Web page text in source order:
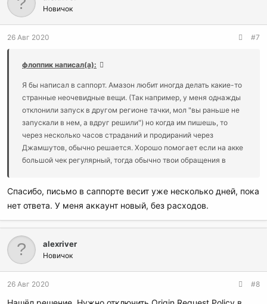
Новичок
26 Авг 2020 #7
флоппик написал(а):
Я бы написал в саппорт. Амазон любит иногда делать какие-то
странные неочевидные вещи. (Так например, у меня однажды
отклонили запуск в другом регионе тачки, мол "вы раньше не
запускали в нем, а вдруг решили") но когда им пишешь, то
через несколько часов страданий и продираний через
Джамшутов, обычно решается. Хорошо помогает если на акке
большой чек регулярный, тогда обычно твои обращения в
Спасибо, письмо в саппорте весит уже несколько дней, пока
нет ответа. У меня аккаунт новый, без расходов.
alexriver
Новичок
26 Авг 2020 #8